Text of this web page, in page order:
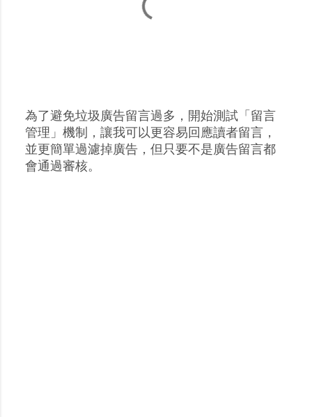
張
貼
留
為了避免垃圾廣告留言過多，開始測試「留言
管理」機制，讓我可以更容易回應讀者留言，
並更簡單過濾掉廣告，但只要不是廣告留言都
會通過審核。